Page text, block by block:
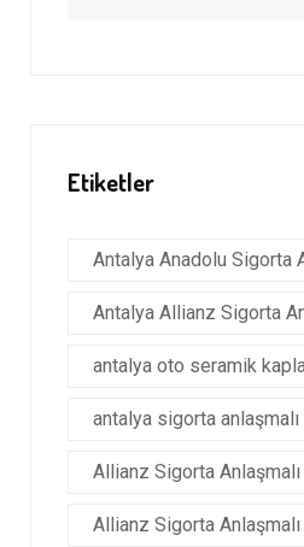
Etiketler
Antalya Anadolu Sigorta
Antalya Allianz Sigorta
antalya oto seramik
antalya sigorta
Allianz Sigorta
Allianz Sigorta